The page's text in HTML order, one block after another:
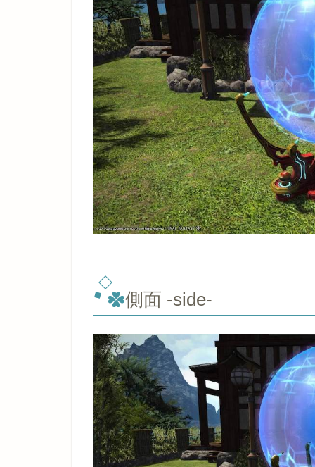
側面 -side-